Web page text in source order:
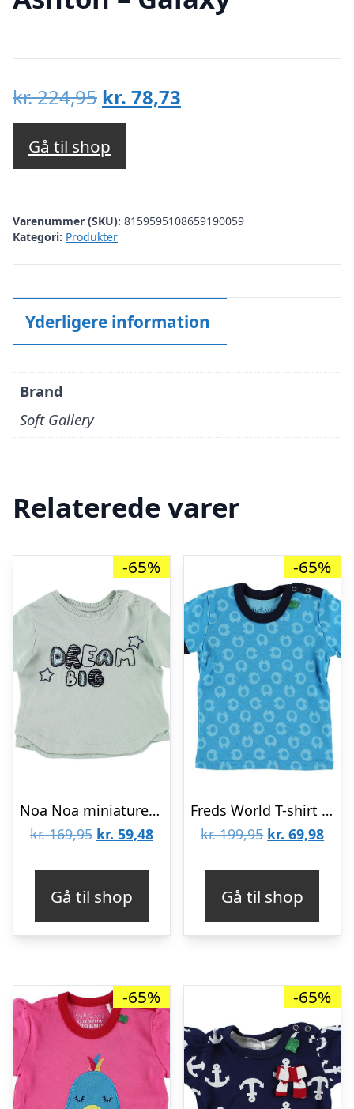
kr.224,95 Den
oprindelige
pris
var:
kr. 224,95.
kr. 78,73
kr. 78,73.
Gå til shop
Varenummer (SKU): 8159595108659190059
Kategori: Produkter
Yderligere information
Brand
Soft Gallery
Relaterede varer
-65%
Noa Noa miniature T-shirt – Støvet Blå
kr.169,95 Den
var:
kr. 169,95.
kr. 59,48Den
kr. 59,48.
Gå til shop
-65%
Freds World T-shirt – Blå m. My I
kr.199,95 Den
var:
kr. 199,95.
kr. 69,98Den
kr.
Gå til shop
-65% -65%